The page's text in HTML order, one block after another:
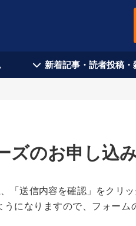
新着記事・読者投稿・
ズのお申し込
「送信内容を確認」をクリ
になりますので、フォー